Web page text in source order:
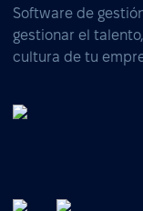
Software de
gestionar el
cultura de tu